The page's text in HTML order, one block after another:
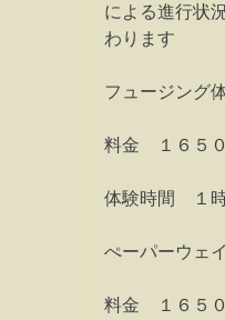
による進行状
わります
フュージング
料金 １６５
体験時間 １
ぺーパーウェ
料金 １６５